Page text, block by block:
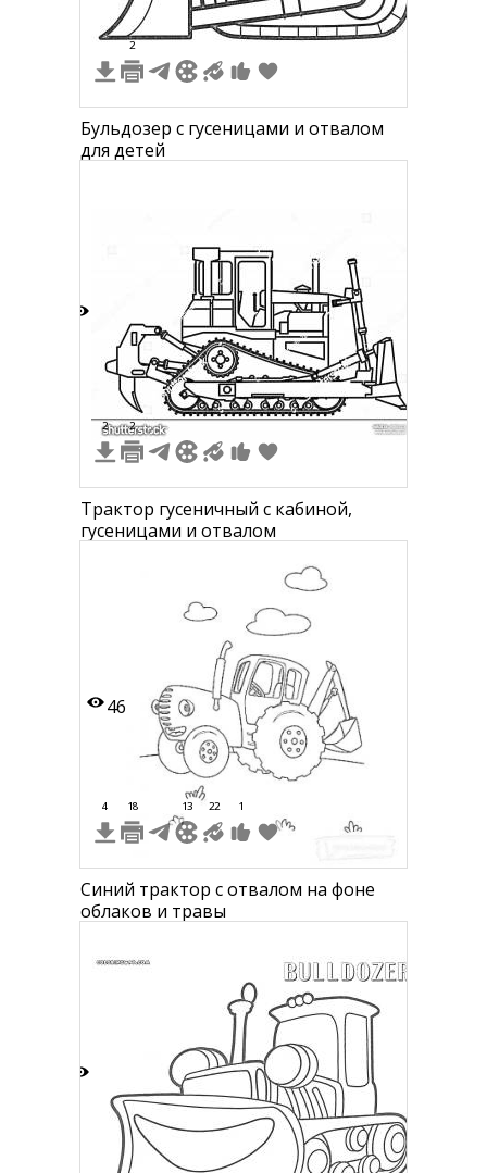
2
Бульдозер с гусеницами и отвалом
для детей
2 2
Трактор гусеничный с кабиной,
гусеницами и отвалом
46
4 18 13 22 1
Синий трактор с отвалом на фоне
облаков и травы